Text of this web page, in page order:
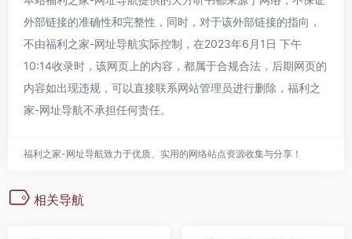
外部链接的准确性和完整性，同时，对于该外部链接的指向，
不由福利之家-网址导航实际控制，在2023年6月1日 下午
10:14收录时，该网页上的内容，都属于合规合法，后期网页的
内容如出现违规，可以直接联系网站管理员进行删除， 福利之
家-网址导航不承担任何责任。
福利之家-网址导航致力于优质、实用的网络站点资源收集与分享！
相关导航